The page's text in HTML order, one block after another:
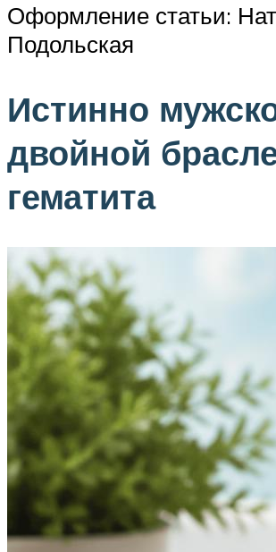
Оформление статьи:
Подольская
Истинно
двойной
гематита